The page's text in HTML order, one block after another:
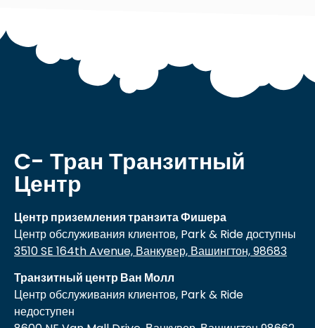
C- Тран Транзитный
Центр
Центр приземления транзита Фишера
Центр обслуживания клиентов, Park & Ride доступны
3510 SE 164th Avenue, Ванкувер, Вашингтон, 98683
Транзитный центр Ван Молл
Центр обслуживания клиентов, Park & Ride
недоступен